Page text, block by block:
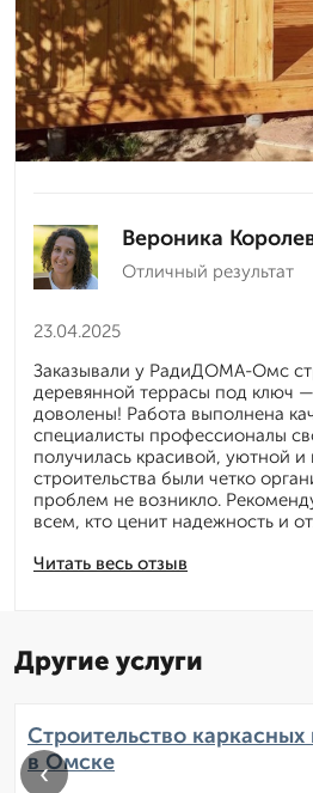
Вероника
Отличный результат
23.04.2025
Читать весь отзыв
Заказывали у РадиДОМА-Омс
деревянной террасы под ключ
доволены! Работа выполнена
специалисты профессионалы
получилась красивой, уютной
строительства были четко
проблем не возникло.
всем, кто ценит надежность и
Другие услуги
Строительство
в Омске
‹